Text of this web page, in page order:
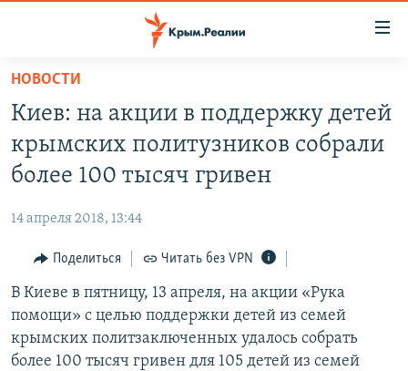
Вернуться
основному
содержанию
Вернутся
главной
навигации
Вернутся
поиску
11 ЛЕТ ОККУПАЦИИ КРЫМА. 11 ИСТОРИЙ СОПРОТИВЛЕНИЯ
ВОДА
ЕЩЕ
ИНТЕРАКТИВ
ИНФОГРАФИКА
ТЕЛЕПРОЕКТ КРЫМ.РЕАЛИИ
СОВЕТЫ ПРАВОЗАЩИТНИКОВ
РАДІО СВОБОДА
КАК ОБОЙТИ БЛОКИРОВКУ
Українською
НОВОСТИ
Киев: на акции в поддержку детей
крымских политузников собрали
более 100 тысяч гривен
14 апреля 2018, 13:44
Поделиться Читать без VPN
В Киеве в пятницу, 13 апреля, на акции «Рука
помощи» с целью поддержки детей из семей
крымских политзаключенных удалось собрать
более 100 тысяч гривен для 105 детей из семей